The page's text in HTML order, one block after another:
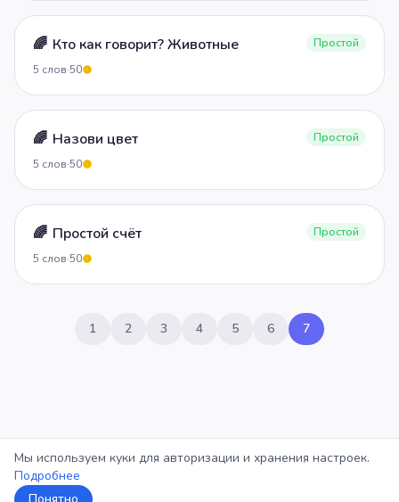
🌈 Кто как говорит? Животные
Простой
5 слов·50
🌈 Назови цвет
Простой
5 слов·50
🌈 Простой счёт
Простой
5 слов·50
1 2 3 4 5 6 7
Мы используем куки для авторизации и хранения настроек.
Подробнее